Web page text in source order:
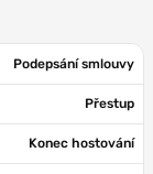
Podepsání smlouvy
Přestup
Konec hostování